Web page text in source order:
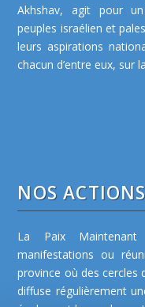
Akhshav, agit pour
peuples israélien et
leurs aspirations
chacun d’entre eux, sur
NOS ACTIONS
La Paix
manifestations ou
province où des cercles
diffuse régulièrement